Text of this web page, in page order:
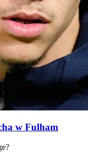
w Fulham